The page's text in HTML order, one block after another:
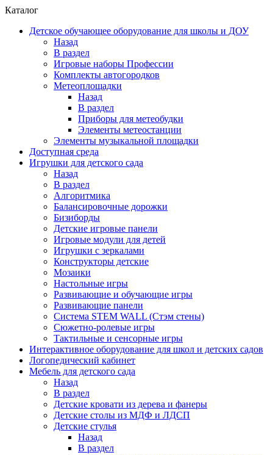
Каталог
Детское обучающее оборудование для школы и ДОУ
Назад
В раздел
Игровые наборы Профессии
Комплекты автогородков
Метеоплощадки
Назад
В раздел
Приборы для метеобудки
Элементы метеостанции
Элементы музыкальной площадки
Доступная среда
Игрушки для детского сада
Назад
В раздел
Алгоритмика
Балансировочные дорожки
Бизиборды
Детские игровые панели
Игровые модули для детей
Игрушки с зеркалами
Конструкторы детские
Мозаики
Настольные игры
Развивающие и обучающие игры
Развивающие панели
Система STEM WALL (Cтэм стены)
Сюжетно-ролевые игры
Тактильные и сенсорные игры
Интерактивное оборудование для школ и детских садов
Логопедический кабинет
Мебель для детского сада
Назад
В раздел
Детские кровати из дерева и фанеры
Детские столы из МДФ и ЛДСП
Детские стулья
Назад
В раздел